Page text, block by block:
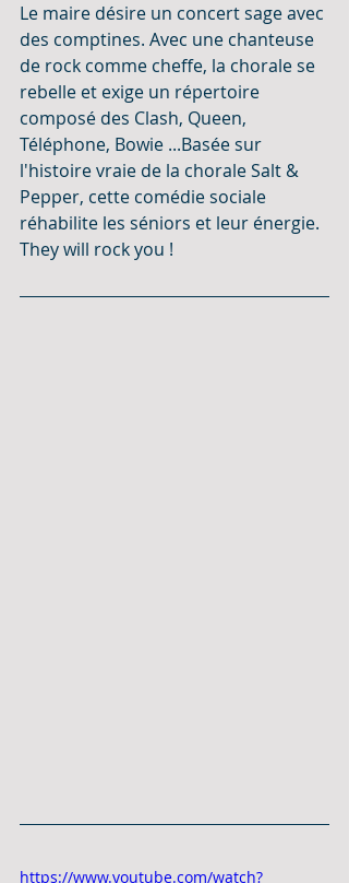
Le maire désire un concert sage avec
des comptines. Avec une chanteuse
de rock comme cheffe, la chorale se
rebelle et exige un répertoire
composé des Clash, Queen,
Téléphone, Bowie ...Basée sur
l'histoire vraie de la chorale Salt &
Pepper, cette comédie sociale
réhabilite les séniors et leur énergie.
They will rock you !
https://www.youtube.com/watch?